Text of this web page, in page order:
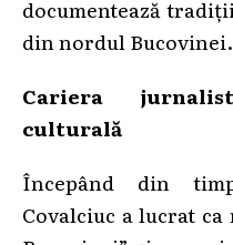
documentează
din nordul Bucovinei.
Cariera
culturală
Începând din
Covalciuc a lucrat